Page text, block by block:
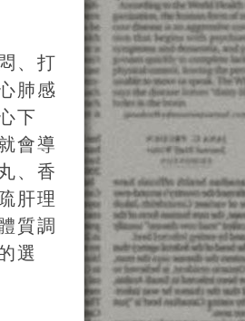
、打
肺感
下
會導
、香
肝理
質調
選